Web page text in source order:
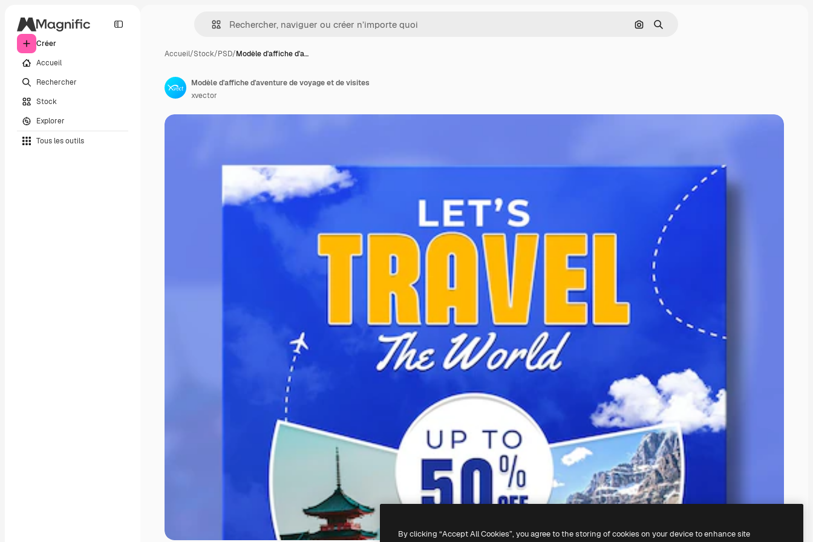
Créer
Accueil
Rechercher
Stock
Explorer
Tous les outils
Rechercher par image
Rechercher
Accueil/Stock/PSD/Modèle d'affiche d'a…
Modèle d'affiche d'aventure de voyage et de visites
xvector
By clicking “Accept All Cookies”, you agree to the storing of cookies on your device to enhance site